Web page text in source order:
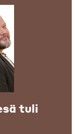
tuli